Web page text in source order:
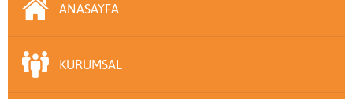
ANASAYFA
KURUMSAL